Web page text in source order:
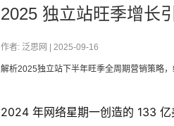
2025 独立站旺季增长
作者: 泛思网 | 2025-09-16
解析2025独立站下半年旺季全周期营销策略
2024 年网络星期一创造的 133 亿